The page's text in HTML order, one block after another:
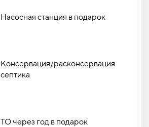
Насосная станция в подарок
Консервация/расконсервация
септика
ТО через год в подарок